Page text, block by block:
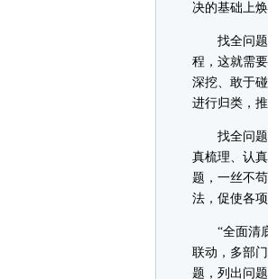
决的基础上
找全问题就
程，这就需
深挖、敢于
进行归类，
找全问题就
真梳理、认
题，一丝不
法，促使各
“全面清底
联动，多部
题，列出问